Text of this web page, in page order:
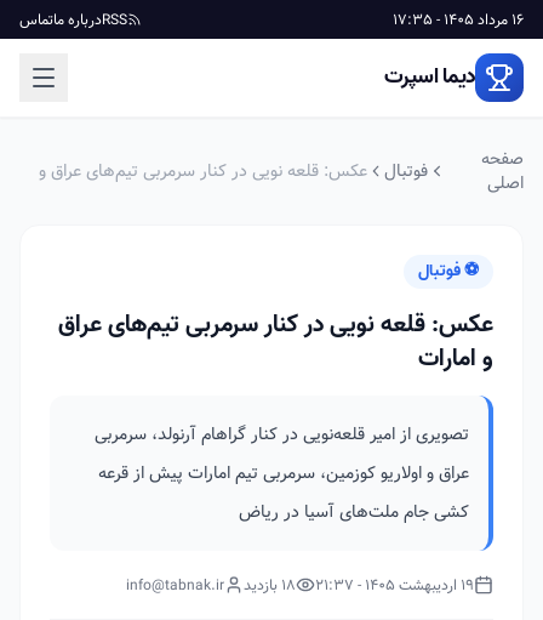
16 مرداد 1405 - 17:35 RSSدرباره ماتماس
دیما اسپرت
صفحه
اصلی
فوتبال
عکس: قلعه نویی در کنار سرمربی تیم‌های عراق و
⚽ فوتبال
عکس: قلعه نویی در کنار سرمربی تیم‌های عراق
و امارات
تصویری از امیر قلعه‌نویی در کنار گراهام آرنولد، سرمربی
عراق و اولاریو کوزمین، سرمربی تیم امارات پیش از قرعه
کشی جام ملت‌های آسیا در ریاض
19 اردیبهشت 1405 - 21:37 18 بازدید info@tabnak.ir